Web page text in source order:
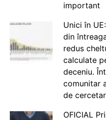
important
Unici în
din
redus
calculate
deceniu.
comunitar
de
OFICIAL